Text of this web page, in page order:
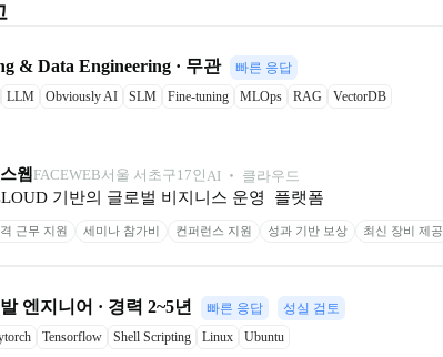
& Data ﻿﻿Engineering · 무관
빠른 응답
LLM Obviously AI SLM Fine-tuning MLOps RAG VectorDB
웹FACEWEB서울 서초구17인 AI ‧ 클라우드
기반의 글로벌 비지니스 운영  플랫폼
근무 지원 세미나 참가비 컨퍼런스 지원 성과 기반 보상 최신 장비 제공
엔지니어 · 경력 2~5년 빠른 응답
성실 검토
Tensorflow Shell Scripting Linux Ubuntu